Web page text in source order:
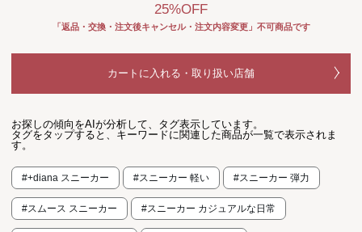
25%OFF
「返品・交換・注文後キャンセル・注文内容変更」不可商品です
カートに入れる・取り扱い店舗
お探しの傾向をAIが分析して、タグ表示しています。
タグをタップすると、キーワードに関連した商品が一覧で表示されま
す。
#+diana スニーカー #スニーカー 軽い #スニーカー 弾力
#スムース スニーカー #スニーカー カジュアルな日常